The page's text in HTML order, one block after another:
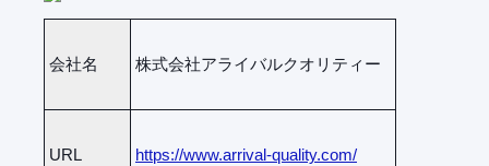
会社名 株式会社アライバルクオリティー
URL https://www.arrival-quality.com/